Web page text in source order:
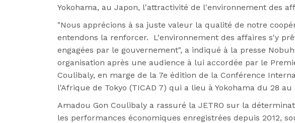
Yokohama, au Japon, l'attractivité de l'environnement des
"Nous apprécions à sa juste valeur la qualité de notre
entendons la renforcer. L'environnement des affaires s'y
engagées par le gouvernement", a indiqué à la presse
organisation après une audience à lui accordée par le
Coulibaly, en marge de la 7e édition de la Conférence
l'Afrique de Tokyo (TICAD 7) qui a lieu à Yokohama du 28 au
Amadou Gon Coulibaly a rassuré la JETRO sur la
les performances économiques enregistrées depuis 2012,